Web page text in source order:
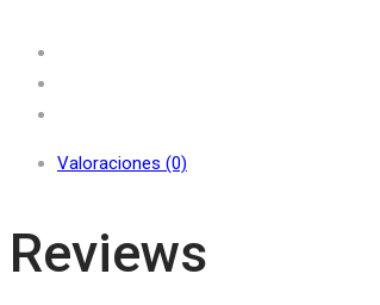
Valoraciones (0)
Reviews